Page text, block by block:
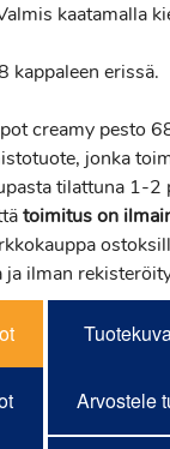
kaatamalla
kappaleen erissä.
creamy pesto
jonka
tilattuna 1-2
toimituson
ja ilman
Arvostele